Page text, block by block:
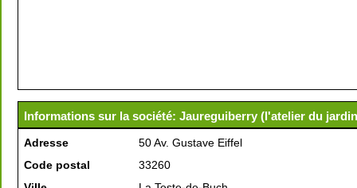
Informations sur la société: Jaureguiberry (l'atelier du
Adresse
50 Av. Gustave Eiffel
Code postal
33260